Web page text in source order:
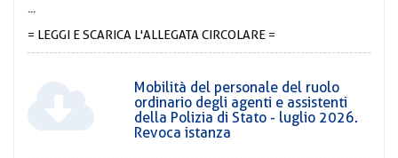
...
= LEGGI E SCARICA L'ALLEGATA CIRCOLARE =
Mobilità del personale del ruolo
ordinario degli agenti e assistenti
della Polizia di Stato - luglio 2026.
Revoca istanza